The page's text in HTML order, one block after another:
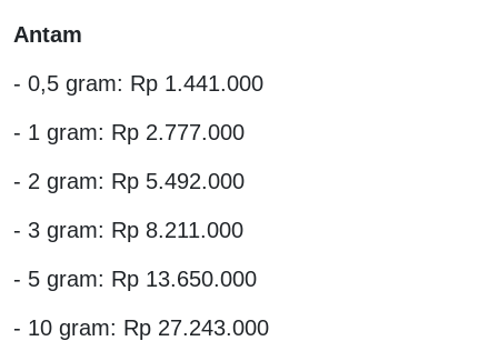
Antam
- 0,5 gram: Rp 1.441.000
- 1 gram: Rp 2.777.000
- 2 gram: Rp 5.492.000
- 3 gram: Rp 8.211.000
- 5 gram: Rp 13.650.000
- 10 gram: Rp 27.243.000